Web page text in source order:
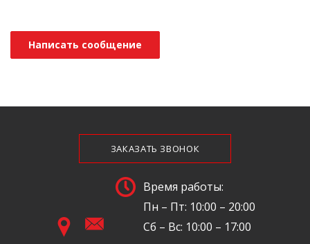
Написать сообщение
ЗАКАЗАТЬ ЗВОНОК
Время работы:
Пн – Пт: 10:00 – 20:00
Сб – Вс: 10:00 – 17:00